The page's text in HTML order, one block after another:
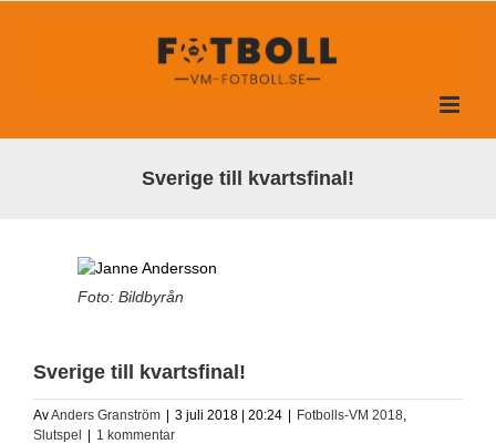
Sverige till kvartsfinal!
Foto: Bildbyrån
Sverige till kvartsfinal!
AvAnders Granström | 3 juli 2018 | 20:24 | Fotbolls-VM 2018,
Slutspel | 1 kommentar